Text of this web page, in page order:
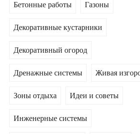
Бетонные работы Газоны
Декоративные кустарники
Декоративный огород
Дренажные системы Живая
Зоны отдыха Идеи и советы
Инженерные системы